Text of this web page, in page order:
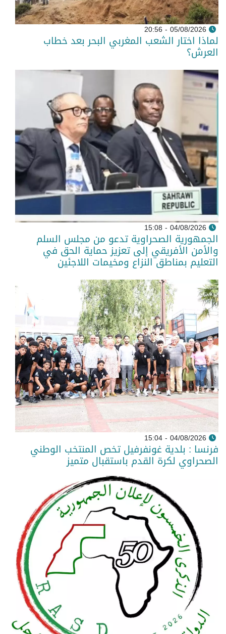
05/08/2026 - 20:56
لماذا اختار الشعب المغربي البحر بعد خطاب
العرش؟
04/08/2026 - 15:08
الجمهورية الصحراوية تدعو من مجلس السلم
والأمن الأفريقي إلى تعزيز حماية الحق في
التعليم بمناطق النزاع ومخيمات اللاجئين
04/08/2026 - 15:04
فرنسا : بلدية غونفرفيل تخص المنتخب الوطني
الصحراوي لكرة القدم باستقبال متميز